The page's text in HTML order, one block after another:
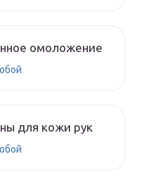
омоложение
для кожи рук